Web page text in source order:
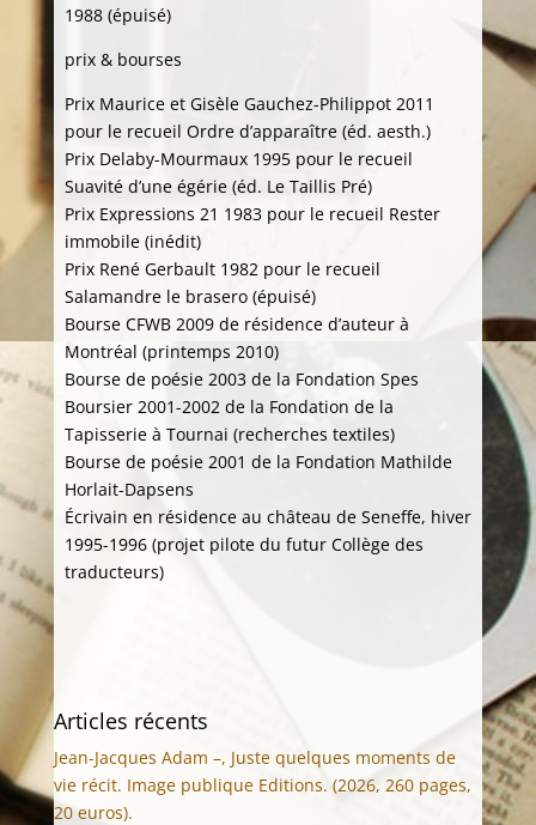
1988 (épuisé)
prix & bourses
Prix Maurice et Gisèle Gauchez-Philippot 2011
pour le recueil Ordre d’apparaître (éd. aesth.)
Prix Delaby-Mourmaux 1995 pour le recueil
Suavité d’une égérie (éd. Le Taillis Pré)
Prix Expressions 21 1983 pour le recueil Rester
immobile (inédit)
Prix René Gerbault 1982 pour le recueil
Salamandre le brasero (épuisé)
Bourse CFWB 2009 de résidence d’auteur à
Montréal (printemps 2010)
Bourse de poésie 2003 de la Fondation Spes
Boursier 2001-2002 de la Fondation de la
Tapisserie à Tournai (recherches textiles)
Bourse de poésie 2001 de la Fondation Mathilde
Horlait-Dapsens
Écrivain en résidence au château de Seneffe, hiver
1995-1996 (projet pilote du futur Collège des
traducteurs)
Articles récents
Jean-Jacques Adam –, Juste quelques moments de
vie récit. Image publique Editions. (2026, 260 pages,
20 euros).